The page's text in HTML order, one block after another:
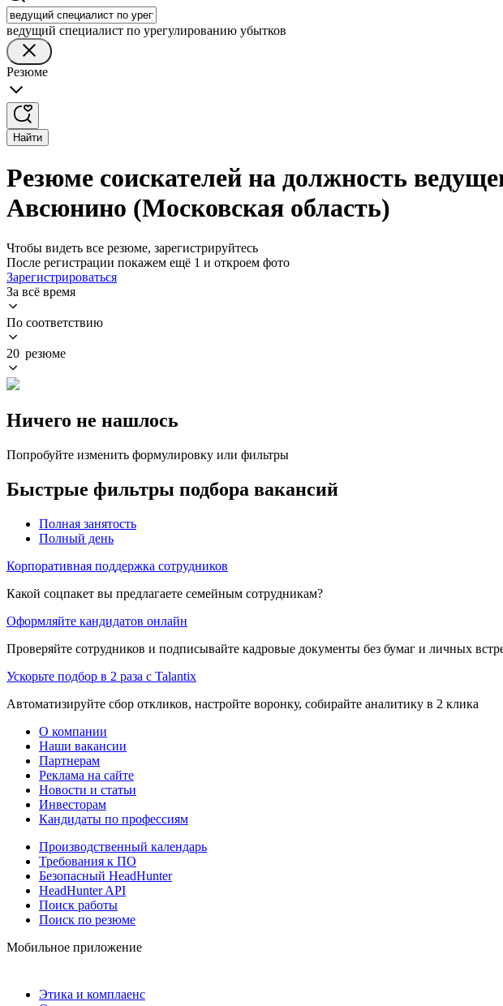
ведущий специалист по урегулированию убытков
Резюме
Найти
Резюме соискателей на должность
Авсюнино (Московская область)
Чтобы видеть все резюме, зарегистрируйтесь
После регистрации покажем ещё 1 и откроем фото
Зарегистрироваться
За всё время
По соответствию
20 резюме
Ничего не нашлось
Попробуйте изменить формулировку или фильтры
Быстрые фильтры подбора вакансий
Полная занятость
Полный день
Корпоративная поддержка сотрудников
Какой соцпакет вы предлагаете семейным сотрудникам?
Оформляйте кандидатов онлайн
Проверяйте сотрудников и подписывайте кадровые документы без бумаг и личных
Ускорьте подбор в 2 раза с Talantix
Автоматизируйте сбор откликов, настройте воронку, собирайте аналитику в 2 клика
О компании
Наши вакансии
Партнерам
Реклама на сайте
Новости и статьи
Инвесторам
Кандидаты по профессиям
Производственный календарь
Требования к ПО
Безопасный HeadHunter
HeadHunter API
Поиск работы
Поиск по резюме
Мобильное приложение
Этика и комплаенс